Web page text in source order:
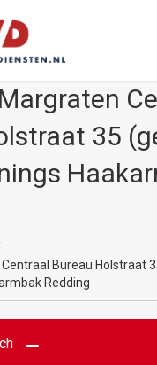
35
Bureau Holstraat
Redding